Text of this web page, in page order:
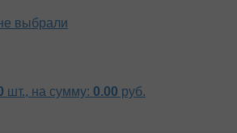
выбрали
шт., на сумму: 0.00 руб.